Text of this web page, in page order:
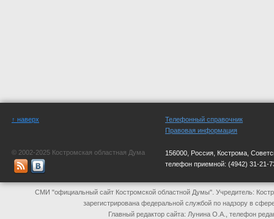
↑ наверх
© 2002-2025 Костромская областная Дума
Телефонный справочник
Правовая информация
156000, Россия, Кострома,
телефон приемной: (4942) 31-21-
СМИ "официальный сайт Костромской областной Думы". Учредитель:
зарегистрирована федеральной службой по надзору в
Главный редактор сайта: Лунина О.А., телефон